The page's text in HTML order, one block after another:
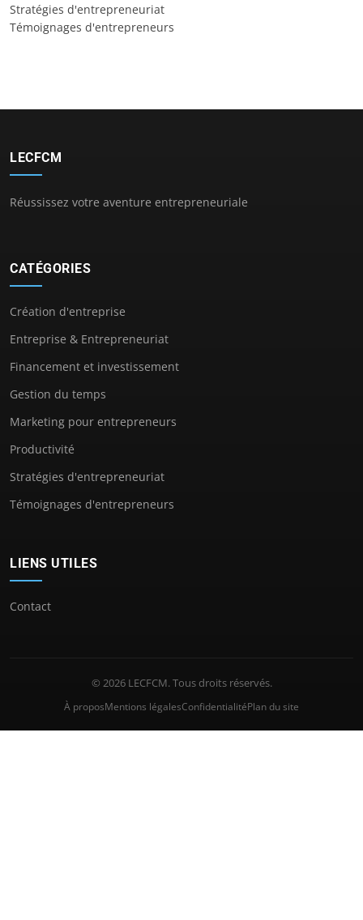
Stratégies d'entrepreneuriat
Témoignages d'entrepreneurs
LECFCM
Réussissez votre aventure entrepreneuriale
CATÉGORIES
Création d'entreprise
Entreprise & Entrepreneuriat
Financement et investissement
Gestion du temps
Marketing pour entrepreneurs
Productivité
Stratégies d'entrepreneuriat
Témoignages d'entrepreneurs
LIENS UTILES
Contact
© 2026 LECFCM. Tous droits réservés.
À proposMentions légalesConfidentialitéPlan du site